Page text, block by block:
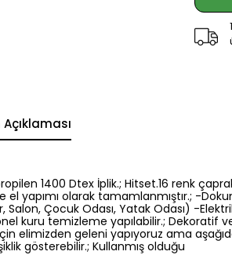
Açıklaması
1400 Dtex İplik.; Hitset.16 renk
yapımı olarak tamamlanmıştır.; -
Çocuk Odası, Yatak Odası) -
kuru temizleme yapılabilir.;
elimizden geleni yapıyoruz ama
gösterebilir.; Kullanmış olduğu